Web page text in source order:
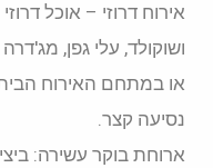
אירוח דרוזי – אוכל
ושוקולד, עלי גפן,
או במתחם האירוח
נסיעה קצר.
ארוחת בוקר עשירה: